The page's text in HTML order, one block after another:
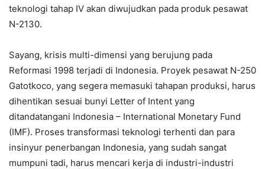
teknologi tahap IV akan diwujudkan pada produk pesawat
N-2130.
Sayang, krisis multi-dimensi yang berujung pada
Reformasi 1998 terjadi di Indonesia. Proyek pesawat N-250
Gatotkoco, yang segera memasuki tahapan produksi, harus
dihentikan sesuai bunyi Letter of Intent yang
ditandatangani Indonesia – International Monetary Fund
(IMF). Proses transformasi teknologi terhenti dan para
insinyur penerbangan Indonesia, yang sudah sangat
mumpuni tadi, harus mencari kerja di industri-industri